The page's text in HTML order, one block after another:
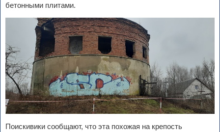
бетонными плитами.
Поискивики сообщают, что эта похожая на крепость